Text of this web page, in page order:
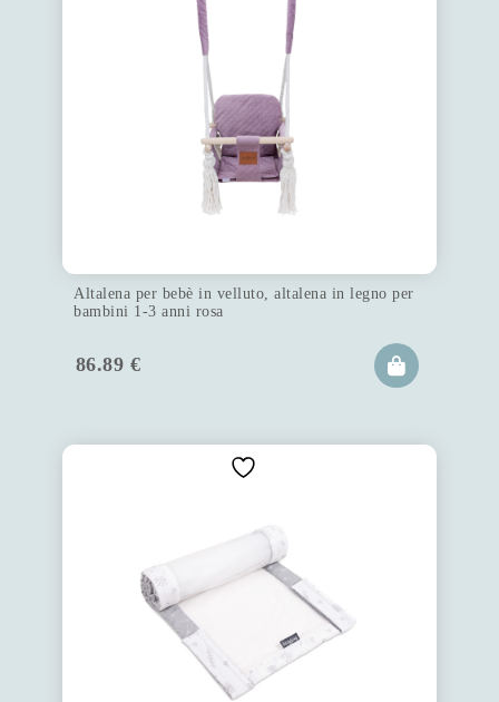
Altalena per bebè in velluto, altalena in legno per
bambini 1-3 anni rosa
86.89 €